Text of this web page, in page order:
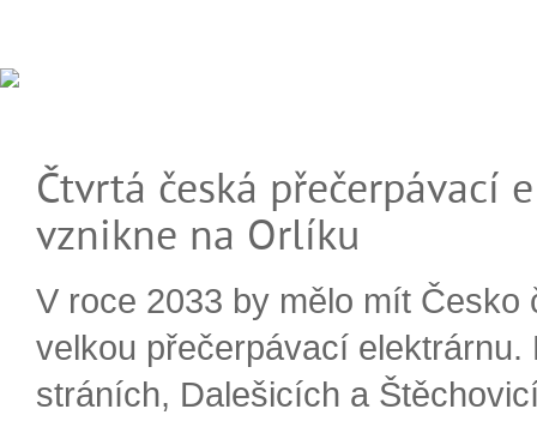
Čtvrtá česká přečerpávací
vznikne na Orlíku
V roce 2033 by mělo mít Česko
velkou přečerpávací elektrárnu.
stráních, Dalešicích a